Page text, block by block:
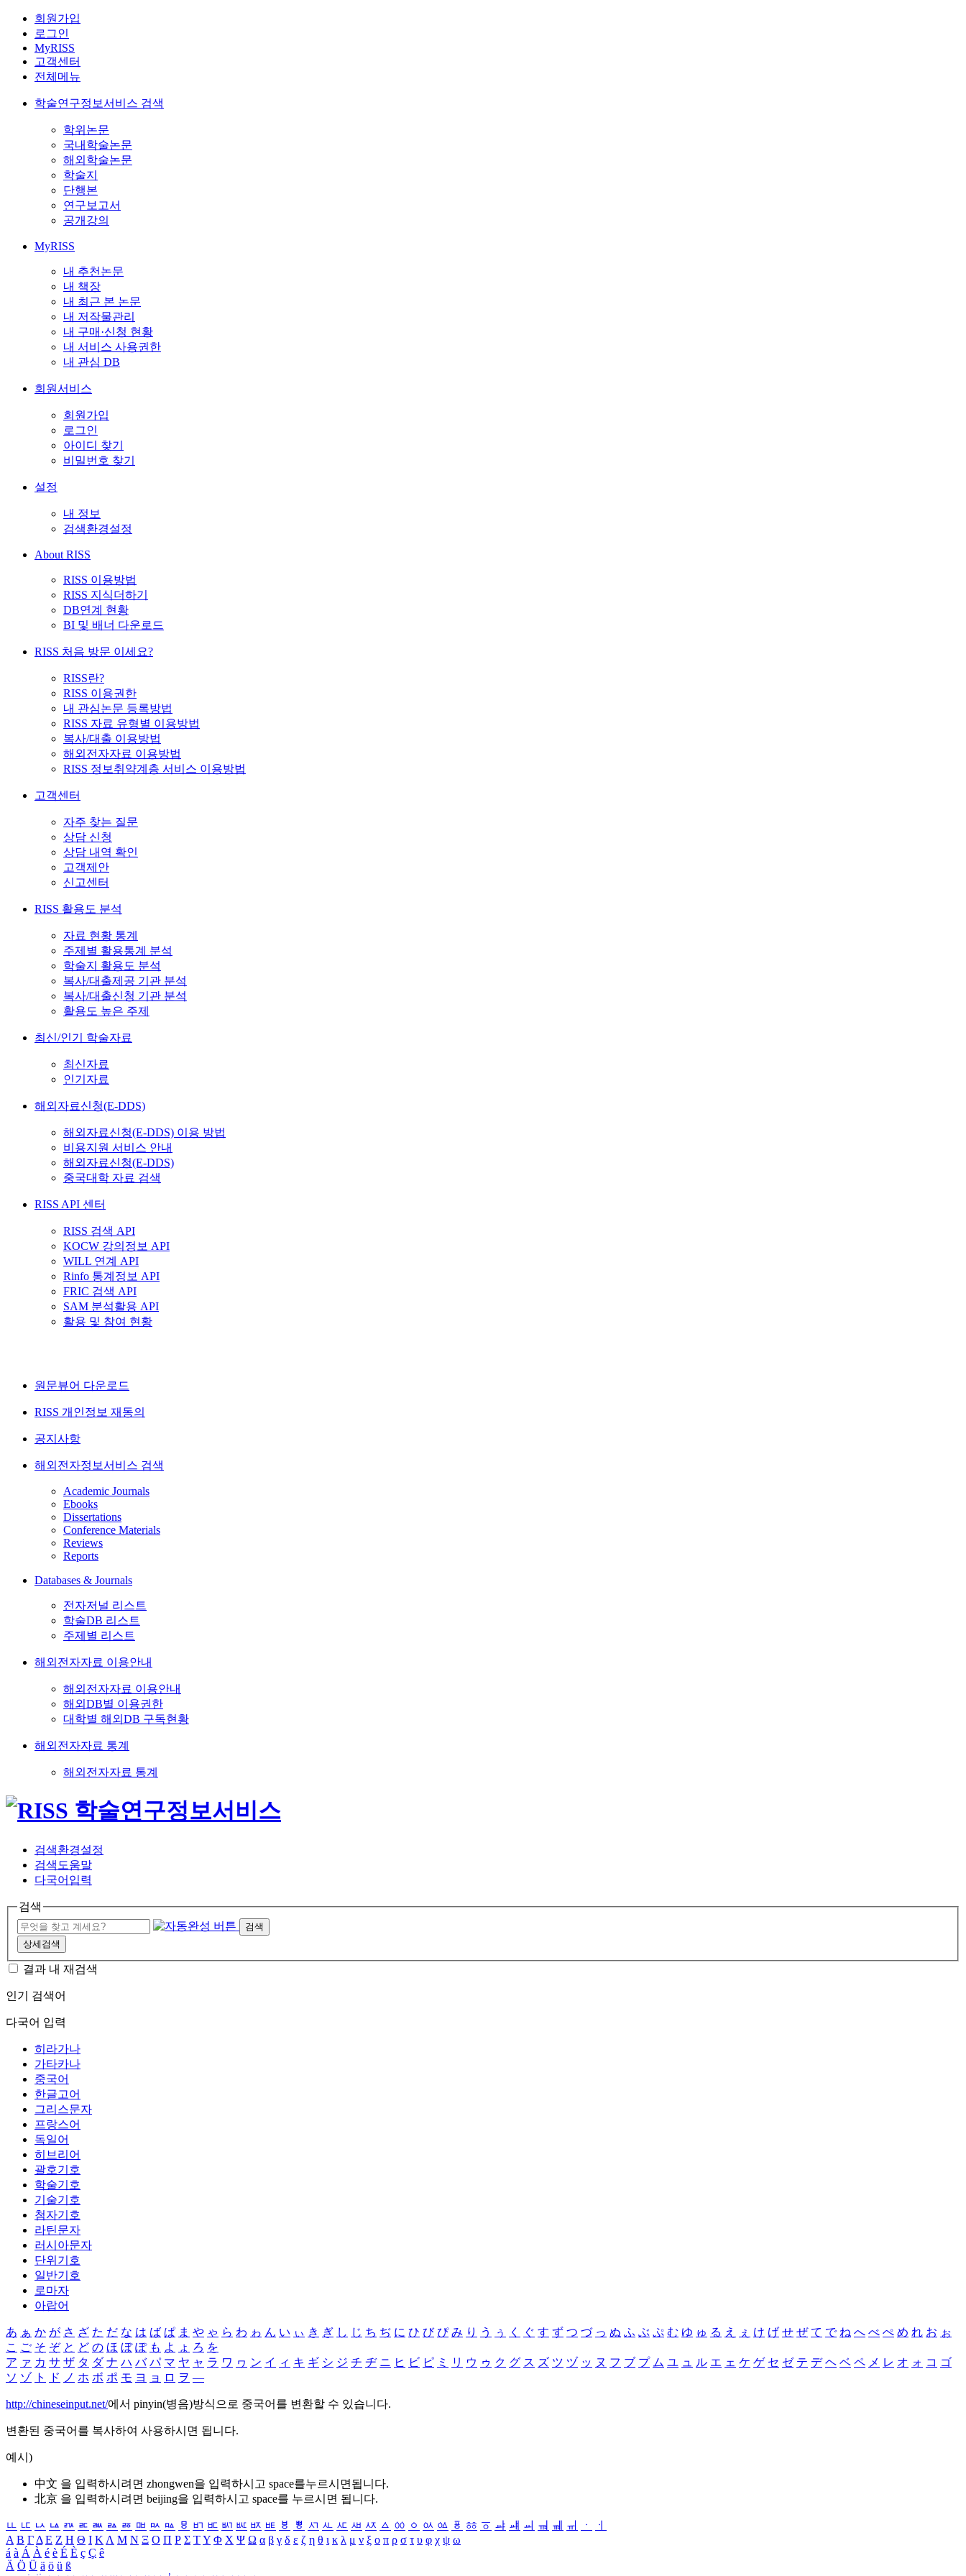
회원가입
로그인
MyRISS
고객센터
전체메뉴
학술연구정보서비스 검색
학위논문
국내학술논문
해외학술논문
학술지
단행본
연구보고서
공개강의
MyRISS
내 추천논문
내 책장
내 최근 본 논문
내 저작물관리
내 구매·신청 현황
내 서비스 사용권한
내 관심 DB
회원서비스
회원가입
로그인
아이디 찾기
비밀번호 찾기
설정
내 정보
검색환경설정
About RISS
RISS 이용방법
RISS 지식더하기
DB연계 현황
BI 및 배너 다운로드
RISS 처음 방문 이세요?
RISS란?
RISS 이용권한
내 관심논문 등록방법
RISS 자료 유형별 이용방법
복사/대출 이용방법
해외전자자료 이용방법
RISS 정보취약계층 서비스 이용방법
고객센터
자주 찾는 질문
상담 신청
상담 내역 확인
고객제안
신고센터
RISS 활용도 분석
자료 현황 통계
주제별 활용통계 분석
학술지 활용도 분석
복사/대출제공 기관 분석
복사/대출신청 기관 분석
활용도 높은 주제
최신/인기 학술자료
최신자료
인기자료
해외자료신청(E-DDS)
해외자료신청(E-DDS) 이용 방법
비용지원 서비스 안내
해외자료신청(E-DDS)
중국대학 자료 검색
RISS API 센터
RISS 검색 API
KOCW 강의정보 API
WILL 연계 API
Rinfo 통계정보 API
FRIC 검색 API
SAM 분석활용 API
활용 및 참여 현황
원문뷰어 다운로드
RISS 개인정보 재동의
공지사항
해외전자정보서비스 검색
Academic Journals
Ebooks
Dissertations
Conference Materials
Reviews
Reports
Databases & Journals
전자저널 리스트
학술DB 리스트
주제별 리스트
해외전자자료 이용안내
해외전자자료 이용안내
해외DB별 이용권한
대학별 해외DB 구독현황
해외전자자료 통계
해외전자자료 통계
검색환경설정
검색도움말
다국어입력
검색
검색
상세검색
결과 내 재검색
인기 검색어
다국어 입력
히라가나
가타카나
중국어
한글고어
그리스문자
프랑스어
독일어
히브리어
괄호기호
학술기호
기술기호
첨자기호
라틴문자
러시아문자
단위기호
일반기호
로마자
아랍어
あ ぁ か が さ ざ た だ な は ば ぱ ま や ゃ ら わ ゎ ん い ぃ き ぎ し じ ち ぢ に ひ び ぴ み り う ぅ く ぐ す ず つ づ っ ぬ ふ ぶ ぷ む ゆ ゅ る え ぇ け げ せ ぜ て で ね へ べ ぺ め れ お ぉ
こ ご そ ぞ と ど の ほ ぼ ぽ も よ ょ ろ を
ア ァ カ サ ザ タ ダ ナ ハ バ パ マ ヤ ャ ラ ワ ヮ ン イ ィ キ ギ シ ジ チ ヂ ニ ヒ ビ ピ ミ リ ウ ゥ ク グ ス ズ ツ ヅ ッ ヌ フ ブ プ ム ユ ュ ル エ ェ ケ ゲ セ ゼ テ デ ヘ ベ ペ メ レ オ ォ コ ゴ
ソ ゾ ト ド ノ ホ ボ ポ モ ヨ ョ ロ ヲ ―
http://chineseinput.net/에서 pinyin(병음)방식으로 중국어를 변환할 수 있습니다.
변환된 중국어를 복사하여 사용하시면 됩니다.
예시)
中文 을 입력하시려면 zhongwen을 입력하시고 space를누르시면됩니다.
北京 을 입력하시려면 beijing을 입력하시고 space를 누르시면 됩니다.
ㅥ ㅦ ㅧ ㅨ ㅩ ㅪ ㅫ ㅬ ㅭ ㅮ ㅯ ㅰ ㅱ ㅲ ㅳ ㅴ ㅵ ㅶ ㅷ ㅸ ㅹ ㅺ ㅻ ㅼ ㅽ ㅾ ㅿ ㆀ ㆁ ㆂ ㆃ ㆄ ㆅ ㆆ ㆇ ㆈ ㆉ ㆊ ㆋ ㆌ ㆍ
ㆎ
Α Β ΓΔ Ε Ζ Η Θ Ι ΚΛ Μ Ν Ξ Ο Π Ρ Σ ΤΥ Φ Χ Ψ Ω α β γ δ ε ζ η θ ι κ λ μ ν ξ ο π ρ σ τ υ φ χ ψ ω
á à Á À é è É È ç Ç ê
Ä Ö Ü ä ö ü ß